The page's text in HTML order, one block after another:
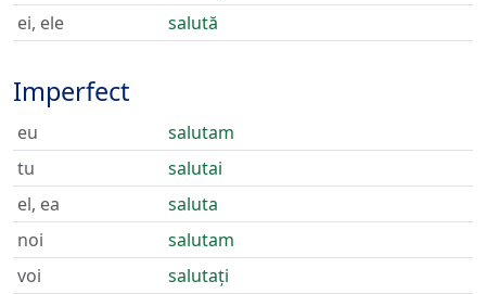
ei, ele
salută
Imperfect
eu
salutam
tu
salutai
el, ea
saluta
noi
salutam
voi
salutați